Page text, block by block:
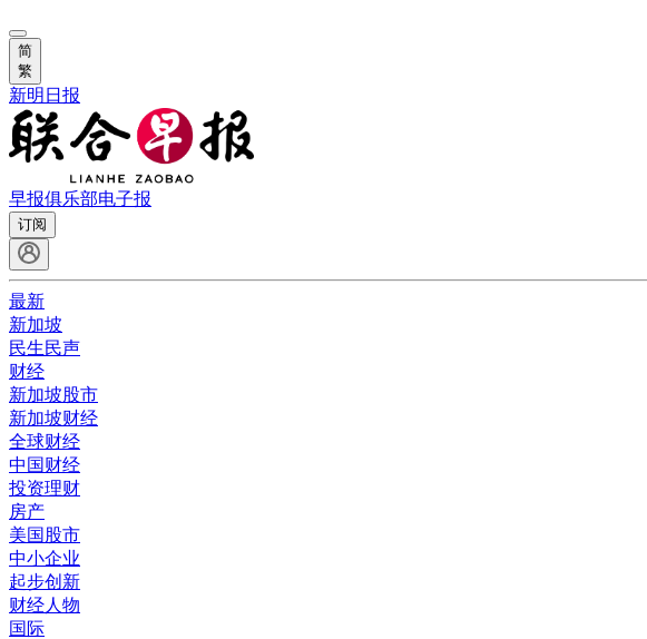
简
繁
新明日报
早报俱乐部电子报
订阅
最新
新加坡
民生民声
财经
新加坡股市
新加坡财经
全球财经
中国财经
投资理财
房产
美国股市
中小企业
起步创新
财经人物
国际